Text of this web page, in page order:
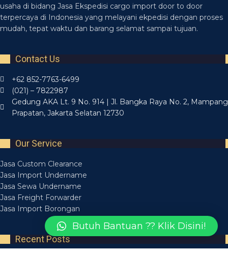
usaha di bidang Jasa Ekspedisi cargo import door to door
terpercaya di Indonesia yang melayani ekpedisi dengan proses
mudah, tepat waktu dan barang selamat sampai tujuan.
Contact Us
+62 852-7763-6499
(021) – 7822987
Gedung AKA Lt. 9 No. 914 | Jl. Bangka Raya No. 2, Mampang
Prapatan, Jakarta Selatan 12730
Our Service
Jasa Custom Clearance
Jasa Import Undername
Jasa Sewa Undername
Jasa Freight Forwarder
Jasa Import Borongan
Recent Posts
Butuh Bantuan ?? Klik Disini!